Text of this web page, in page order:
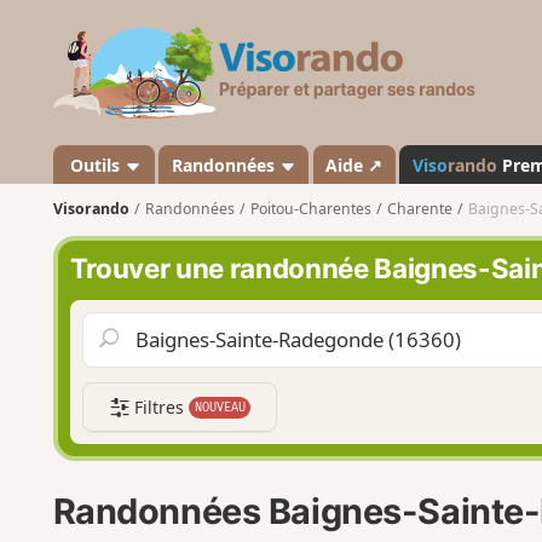
s
a
n
d
o
Outils Randonnées Aide ↗ Visorando
Visorando Randonnées Poitou-Charentes Charente Baignes-
Trouver une randonnée Baignes-
Filtres NOUVEAU
Randonnées Baignes-